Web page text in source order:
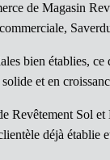
de Magasin
bien établies,
et en
Revêtement Sol
déjà établie